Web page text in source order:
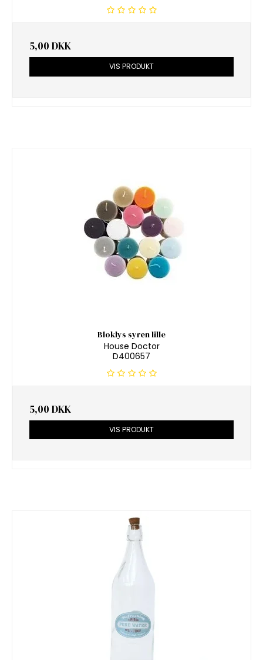
5,00 DKK
VIS PRODUKT
Bloklys syren lille
House Doctor
D400657
5,00 DKK
VIS PRODUKT